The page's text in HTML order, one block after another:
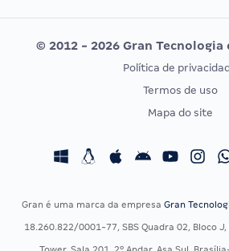
Editais publicados
CONCURSOS POR PROFISSÃO
Concursos Fiscais
Concursos Saúde
© 2012 - 2026 Gran Tecnologia
Política de
Termos de uso
Mapa do site
Gran é uma marca da empresa Gran
18.260.822/0001-77, SBS Quadra 02, Bloco